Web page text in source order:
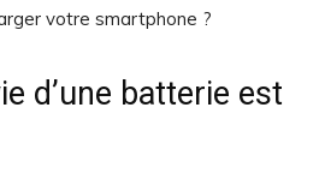
votre smartphone ?
d’une batterie est